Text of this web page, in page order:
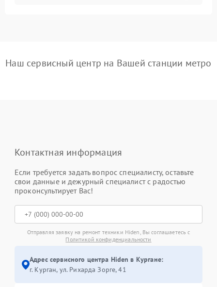
Наш сервисный центр на Вашей станции метро
Контактная информация
Если требуется задать вопрос специалисту, оставьте
свои данные и дежурный специалист с радостью
проконсультирует Вас!
Отправляя заявку на ремонт техники Hiden, Вы соглашаетесь с
Политикой конфиденциальности
Адрес сервисного центра Hiden в Кургане:
г. Курган, ул. Рихарда Зорге, 41